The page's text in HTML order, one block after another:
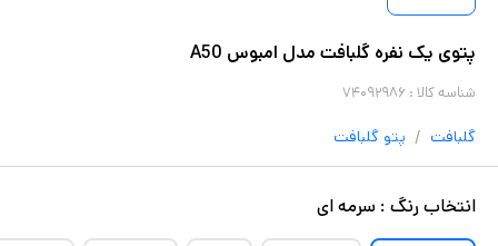
پتوی یک نفره گلبافت مدل امبوس A50
شناسه کالا : ۷۴۰۹۲۹۸۶
گلبافت / پتو گلبافت
انتخابرنگ : سرمه ای